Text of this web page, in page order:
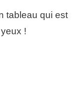
tableau qui est
!